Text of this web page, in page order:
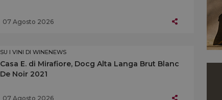
07 Agosto 2026
SU I VINI DI WINENEWS
Casa E. di Mirafiore, Docg Alta Langa Brut Blanc
De Noir 2021
07 Agosto 2026